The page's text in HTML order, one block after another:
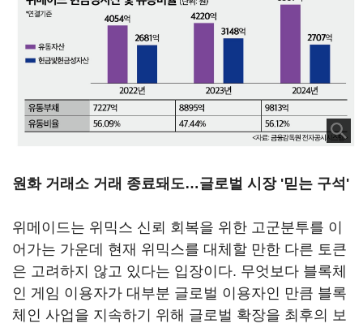
원화 거래소 거래 종료돼도…글로벌 시장 '믿는 구석'
위메이드는 위믹스 신뢰 회복을 위한 고군분투를 이
어가는 가운데 현재 위믹스를 대체할 만한 다른 토큰
은 고려하지 않고 있다는 입장이다. 무엇보다 블록체
인 게임 이용자가 대부분 글로벌 이용자인 만큼 블록
체인 사업을 지속하기 위해 글로벌 확장을 최후의 보